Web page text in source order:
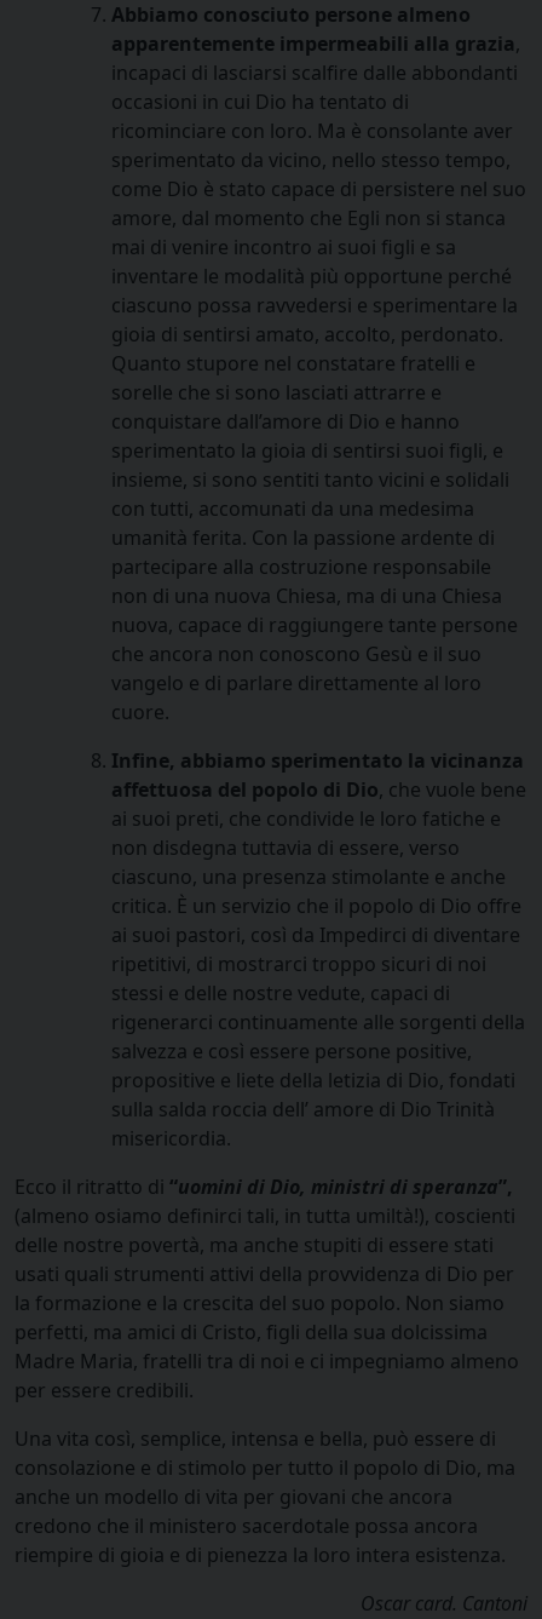
Abbiamo conosciuto persone almeno
apparentemente impermeabili alla grazia,
incapaci di lasciarsi scalfire dalle abbondanti
occasioni in cui Dio ha tentato di
ricominciare con loro. Ma è consolante aver
sperimentato da vicino, nello stesso tempo,
come Dio è stato capace di persistere nel suo
amore, dal momento che Egli non si stanca
mai di venire incontro ai suoi figli e sa
inventare le modalità più opportune perché
ciascuno possa ravvedersi e sperimentare la
gioia di sentirsi amato, accolto, perdonato.
Quanto stupore nel constatare fratelli e
sorelle che si sono lasciati attrarre e
conquistare dall’amore di Dio e hanno
sperimentato la gioia di sentirsi suoi figli, e
insieme, si sono sentiti tanto vicini e solidali
con tutti, accomunati da una medesima
umanità ferita. Con la passione ardente di
partecipare alla costruzione responsabile
non di una nuova Chiesa, ma di una Chiesa
nuova, capace di raggiungere tante persone
che ancora non conoscono Gesù e il suo
vangelo e di parlare direttamente al loro
cuore.
Infine, abbiamo sperimentato la vicinanza
affettuosa del popolo di Dio, che vuole bene
ai suoi preti, che condivide le loro fatiche e
non disdegna tuttavia di essere, verso
ciascuno, una presenza stimolante e anche
critica. È un servizio che il popolo di Dio offre
ai suoi pastori, così da Impedirci di diventare
ripetitivi, di mostrarci troppo sicuri di noi
stessi e delle nostre vedute, capaci di
rigenerarci continuamente alle sorgenti della
salvezza e così essere persone positive,
propositive e liete della letizia di Dio, fondati
sulla salda roccia dell’ amore di Dio Trinità
misericordia.
Ecco il ritratto di “uomini di Dio, ministri di speranza”,
(almeno osiamo definirci tali, in tutta umiltà!), coscienti
delle nostre povertà, ma anche stupiti di essere stati
usati quali strumenti attivi della provvidenza di Dio per
la formazione e la crescita del suo popolo. Non siamo
perfetti, ma amici di Cristo, figli della sua dolcissima
Madre Maria, fratelli tra di noi e ci impegniamo almeno
per essere credibili.
Una vita così, semplice, intensa e bella, può essere di
consolazione e di stimolo per tutto il popolo di Dio, ma
anche un modello di vita per giovani che ancora
credono che il ministero sacerdotale possa ancora
riempire di gioia e di pienezza la loro intera esistenza.
Oscar card. Cantoni